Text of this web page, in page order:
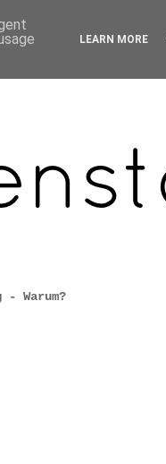
Warum?
LEARN MORE